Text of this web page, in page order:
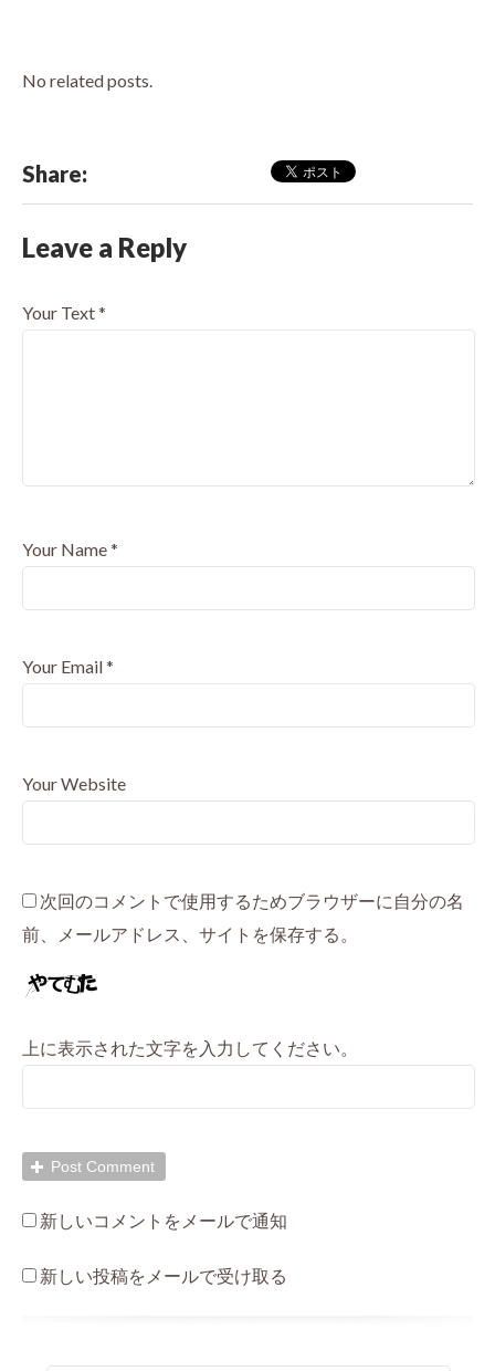
No related posts.
Share:
Leave a Reply
Your Text*
Your Name*
Your Email*
Your Website
次回のコメントで使用するためブラウザーに自分の名
前、メールアドレス、サイトを保存する。
上に表示された文字を入力してください。
新しいコメントをメールで通知
新しい投稿をメールで受け取る